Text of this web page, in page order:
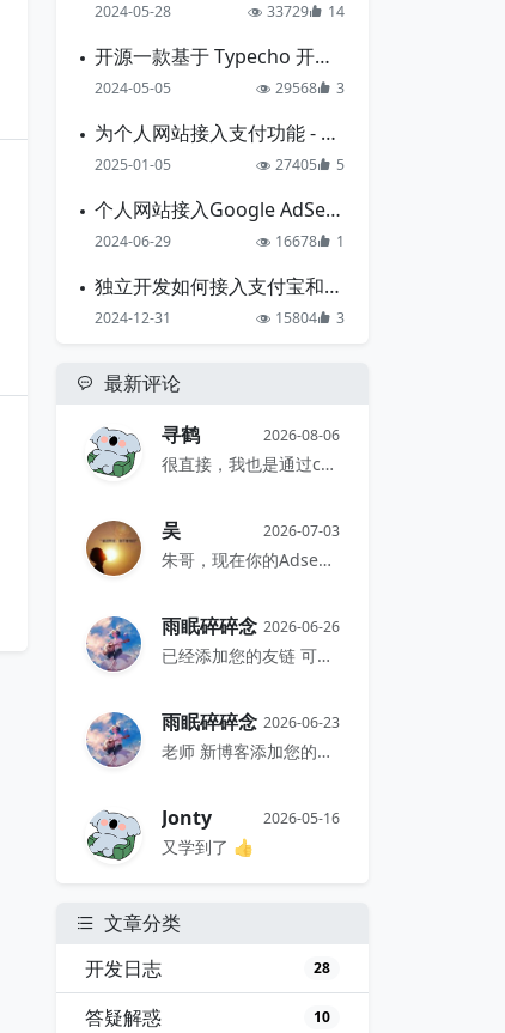
2024-05-28 33729 14
开源一款基于 Typecho 开发的导航主题
2024-05-05 29568 3
为个人网站接入支付功能 - 支付宝准备篇
2025-01-05 27405 5
个人网站接入Google AdSense的一点心得
2024-06-29 16678 1
独立开发如何接入支付宝和微信支付
2024-12-31 15804 3
最新评论
寻鹤
2026-08-06
很直接，我也是通过comments...
吴 2026-07-03
朱哥，现在你的Adsense千次展...
雨眠碎碎念 2026-06-26
已经添加您的友链 可以互嘛老师 -...
雨眠碎碎念 2026-06-23
老师 新博客添加您的友链了 如可以...
Jonty 2026-05-16
又学到了 👍
文章分类
开发日志
28
答疑解惑 10